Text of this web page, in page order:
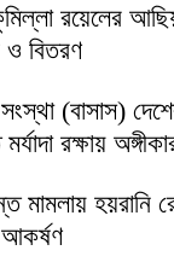
রয়েলের
ও বিতরণ
(বাসাস)
রক্ষায়
মামলায় হয়রানি
আকর্ষণ